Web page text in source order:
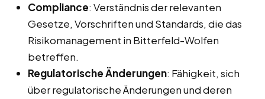
Compliance: Verständnis der relevanten
Gesetze, Vorschriften und Standards, die das
Risikomanagement in Bitterfeld-Wolfen
betreffen.
Regulatorische Änderungen: Fähigkeit, sich
über regulatorische Änderungen und deren